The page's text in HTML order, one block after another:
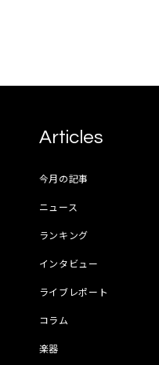
Articles
今月の記事
ニュース
ランキング
インタビュー
ライブレポート
コラム
楽器